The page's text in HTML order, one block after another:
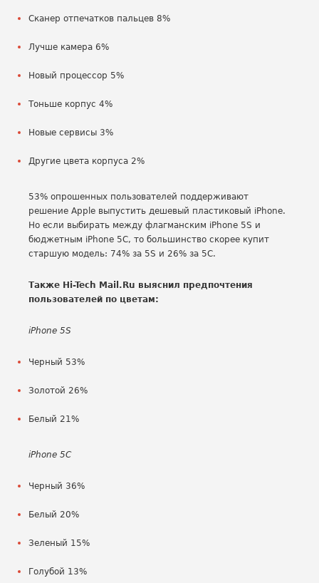
Сканер отпечатков пальцев 8%
Лучше камера 6%
Новый процессор 5%
Тоньше корпус 4%
Новые сервисы 3%
Другие цвета корпуса 2%
53% опрошенных пользователей поддерживают
решение Apple выпустить дешевый пластиковый iPhone.
Но если выбирать между флагманским iPhone 5S и
бюджетным iPhone 5C, то большинство скорее купит
старшую модель: 74% за 5S и 26% за 5C.
Также Hi-Tech Mail.Ru выяснил предпочтения
пользователей по цветам:
iPhone 5S
Черный 53%
Золотой 26%
Белый 21%
iPhone 5C
Черный 36%
Белый 20%
Зеленый 15%
Голубой 13%